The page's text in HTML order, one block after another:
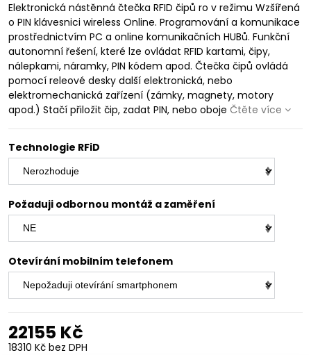
Elektronická nástěnná čtečka RFID čipů ro v režimu Wzšířená
o PIN klávesnici wireless Online. Programování a komunikace
prostřednictvím PC a online komunikačních HUBů. Funkční
autonomní řešení, které lze ovládat RFID kartami, čipy,
nálepkami, náramky, PIN kódem apod. Čtečka čipů ovládá
pomocí releové desky další elektronická, nebo
elektromechanická zařízení (zámky, magnety, motory
apod.) Stačí přiložit čip, zadat PIN, nebo oboje Čtěte více
Technologie RFiD
Požaduji odbornou montáž a zaměření
Otevírání mobilním telefonem
22155 Kč
18310 Kč bez DPH